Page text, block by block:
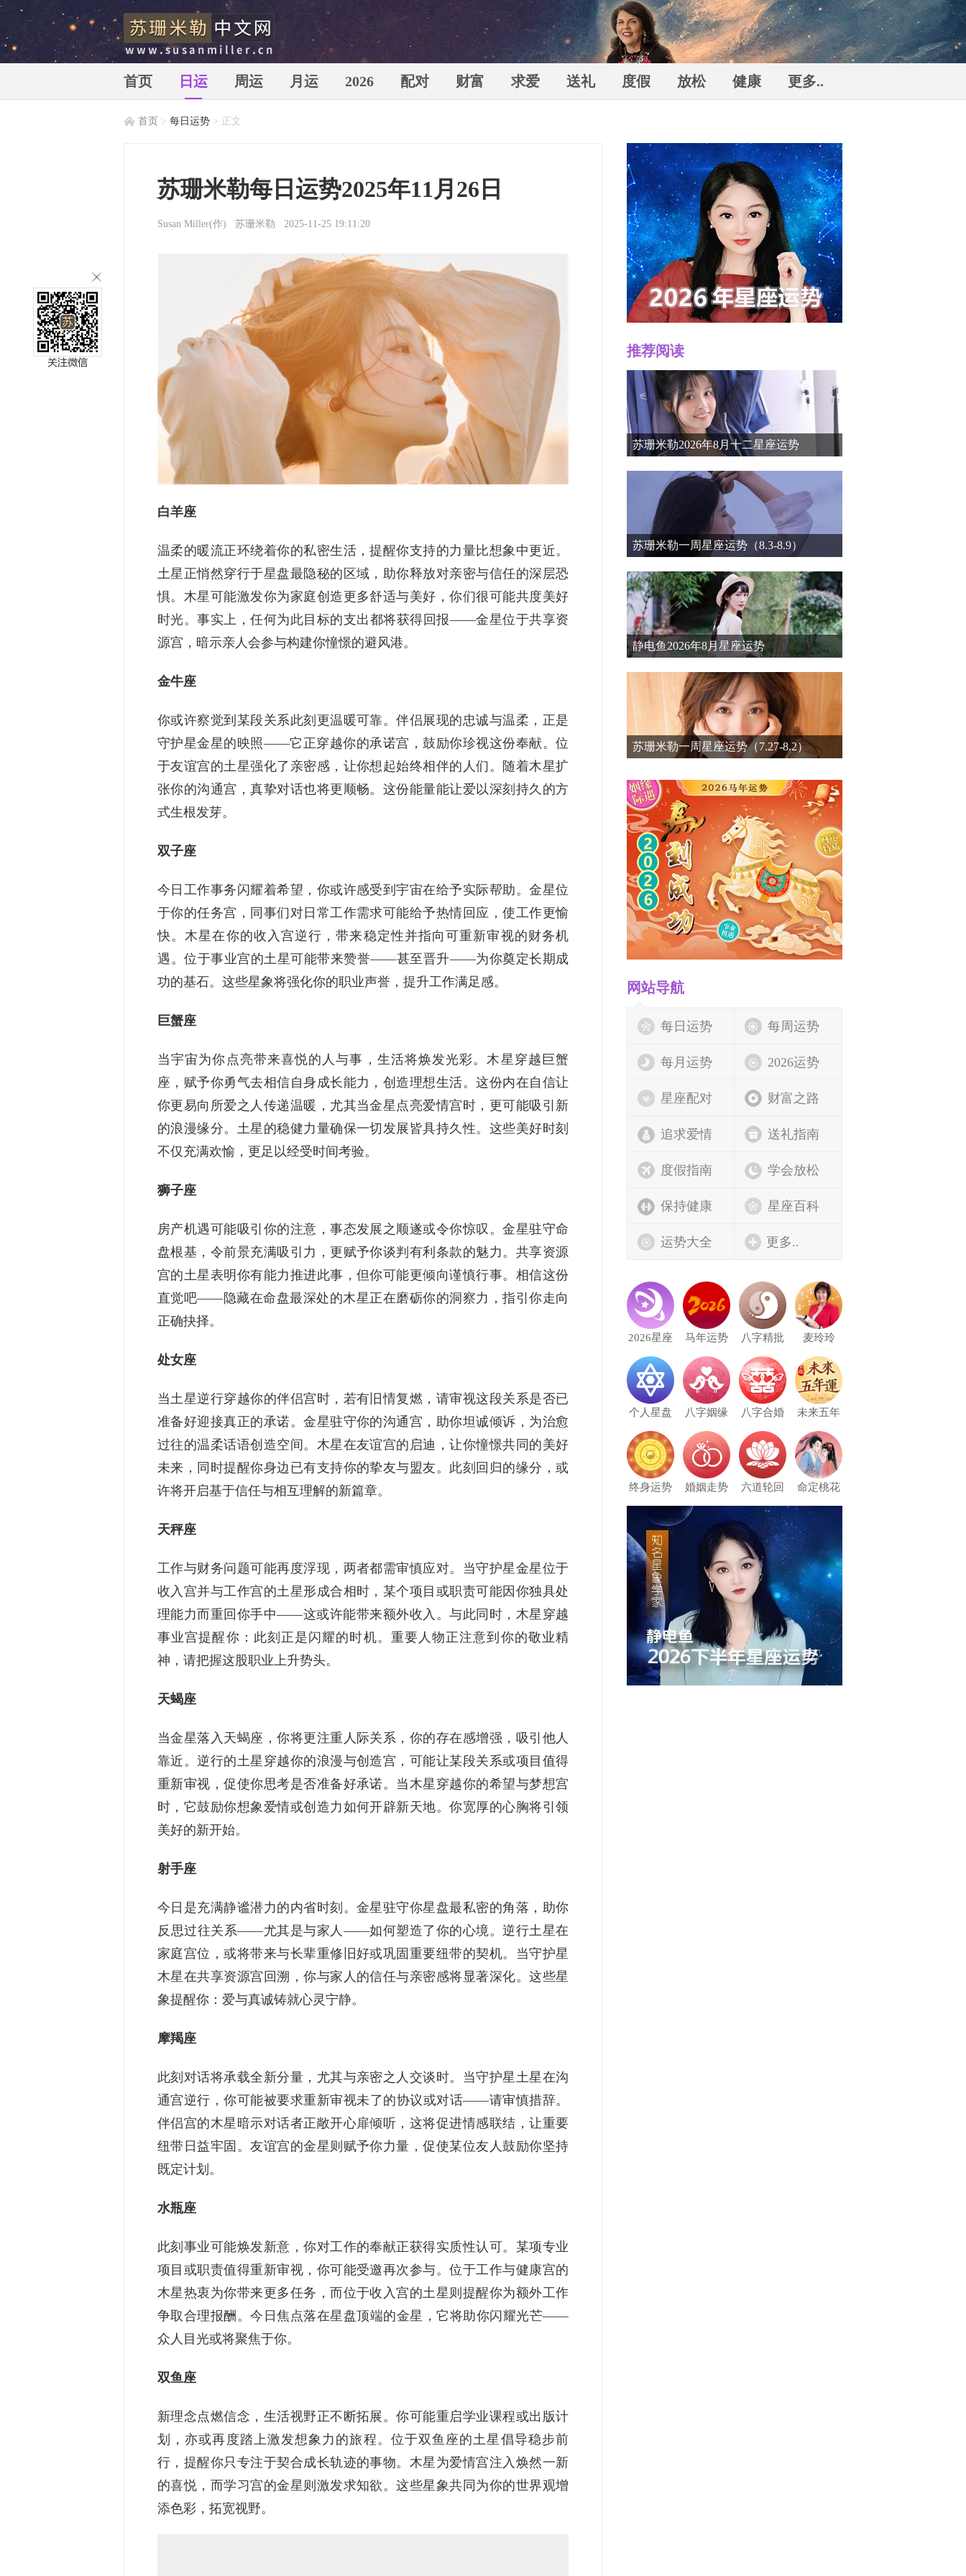
苏珊米勒
（Susan
Miller）个人
首页 日运 周运 月运 2026 配对 财富 求爱 送礼 度假 放松 健康 更多..
首页 > 每日运势 > 正文
苏珊米勒每日运势2025年11月26日
Susan Miller(作) 苏珊米勒 2025-11-25 19:11:20
白羊座
温柔的暖流正环绕着你的私密生活，提醒你支持的力量比想象中更近。
土星正悄然穿行于星盘最隐秘的区域，助你释放对亲密与信任的深层恐
惧。木星可能激发你为家庭创造更多舒适与美好，你们很可能共度美好
时光。事实上，任何为此目标的支出都将获得回报——金星位于共享资
源宫，暗示亲人会参与构建你憧憬的避风港。
金牛座
你或许察觉到某段关系此刻更温暖可靠。伴侣展现的忠诚与温柔，正是
守护星金星的映照——它正穿越你的承诺宫，鼓励你珍视这份奉献。位
于友谊宫的土星强化了亲密感，让你想起始终相伴的人们。随着木星扩
张你的沟通宫，真挚对话也将更顺畅。这份能量能让爱以深刻持久的方
式生根发芽。
双子座
今日工作事务闪耀着希望，你或许感受到宇宙在给予实际帮助。金星位
于你的任务宫，同事们对日常工作需求可能给予热情回应，使工作更愉
快。木星在你的收入宫逆行，带来稳定性并指向可重新审视的财务机
遇。位于事业宫的土星可能带来赞誉——甚至晋升——为你奠定长期成
功的基石。这些星象将强化你的职业声誉，提升工作满足感。
巨蟹座
当宇宙为你点亮带来喜悦的人与事，生活将焕发光彩。木星穿越巨蟹
座，赋予你勇气去相信自身成长能力，创造理想生活。这份内在自信让
你更易向所爱之人传递温暖，尤其当金星点亮爱情宫时，更可能吸引新
的浪漫缘分。土星的稳健力量确保一切发展皆具持久性。这些美好时刻
不仅充满欢愉，更足以经受时间考验。
狮子座
房产机遇可能吸引你的注意，事态发展之顺遂或令你惊叹。金星驻守命
盘根基，令前景充满吸引力，更赋予你谈判有利条款的魅力。共享资源
宫的土星表明你有能力推进此事，但你可能更倾向谨慎行事。相信这份
直觉吧——隐藏在命盘最深处的木星正在磨砺你的洞察力，指引你走向
正确抉择。
处女座
当土星逆行穿越你的伴侣宫时，若有旧情复燃，请审视这段关系是否已
准备好迎接真正的承诺。金星驻守你的沟通宫，助你坦诚倾诉，为治愈
过往的温柔话语创造空间。木星在友谊宫的启迪，让你憧憬共同的美好
未来，同时提醒你身边已有支持你的挚友与盟友。此刻回归的缘分，或
许将开启基于信任与相互理解的新篇章。
天秤座
工作与财务问题可能再度浮现，两者都需审慎应对。当守护星金星位于
收入宫并与工作宫的土星形成合相时，某个项目或职责可能因你独具处
理能力而重回你手中——这或许能带来额外收入。与此同时，木星穿越
事业宫提醒你：此刻正是闪耀的时机。重要人物正注意到你的敬业精
神，请把握这股职业上升势头。
天蝎座
当金星落入天蝎座，你将更注重人际关系，你的存在感增强，吸引他人
靠近。逆行的土星穿越你的浪漫与创造宫，可能让某段关系或项目值得
重新审视，促使你思考是否准备好承诺。当木星穿越你的希望与梦想宫
时，它鼓励你想象爱情或创造力如何开辟新天地。你宽厚的心胸将引领
美好的新开始。
射手座
今日是充满静谧潜力的内省时刻。金星驻守你星盘最私密的角落，助你
反思过往关系——尤其是与家人——如何塑造了你的心境。逆行土星在
家庭宫位，或将带来与长辈重修旧好或巩固重要纽带的契机。当守护星
木星在共享资源宫回溯，你与家人的信任与亲密感将显著深化。这些星
象提醒你：爱与真诚铸就心灵宁静。
摩羯座
此刻对话将承载全新分量，尤其与亲密之人交谈时。当守护星土星在沟
通宫逆行，你可能被要求重新审视未了的协议或对话——请审慎措辞。
伴侣宫的木星暗示对话者正敞开心扉倾听，这将促进情感联结，让重要
纽带日益牢固。友谊宫的金星则赋予你力量，促使某位友人鼓励你坚持
既定计划。
水瓶座
此刻事业可能焕发新意，你对工作的奉献正获得实质性认可。某项专业
项目或职责值得重新审视，你可能受邀再次参与。位于工作与健康宫的
木星热衷为你带来更多任务，而位于收入宫的土星则提醒你为额外工作
争取合理报酬。今日焦点落在星盘顶端的金星，它将助你闪耀光芒——
众人目光或将聚焦于你。
双鱼座
新理念点燃信念，生活视野正不断拓展。你可能重启学业课程或出版计
划，亦或再度踏上激发想象力的旅程。位于双鱼座的土星倡导稳步前
行，提醒你只专注于契合成长轨迹的事物。木星为爱情宫注入焕然一新
的喜悦，而学习宫的金星则激发求知欲。这些星象共同为你的世界观增
添色彩，拓宽视野。
推荐阅读
苏珊米勒2026年8月十二星座运势
苏珊米勒一周星座运势（8.3-8.9）
静电鱼2026年8月星座运势
苏珊米勒一周星座运势（7.27-8.2）
网站导航
每日运势 每周运势
每月运势 2026运势
星座配对 财富之路
追求爱情 送礼指南
度假指南 学会放松
保持健康 星座百科
运势大全 更多..
2026星座 马年运势 八字精批 麦玲玲
个人星盘 八字姻缘 八字合婚 未来五年
终身运势 婚姻走势 六道轮回 命定桃花